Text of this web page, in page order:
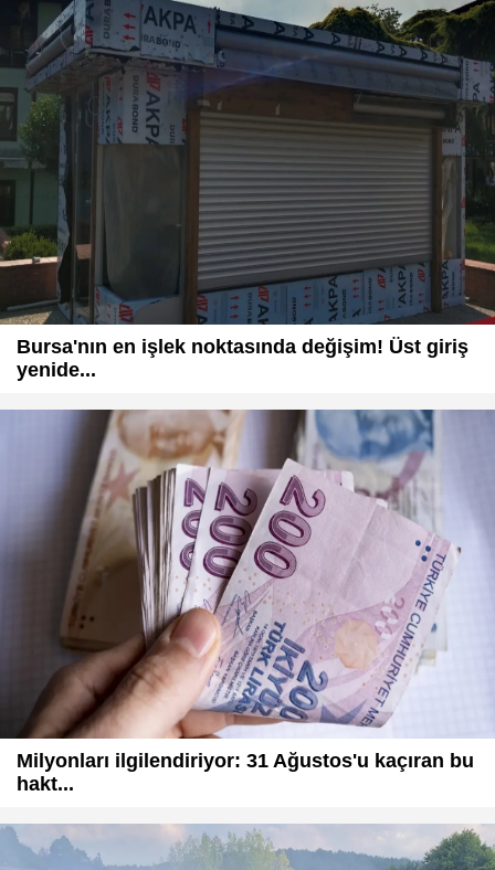
Bursa'nın en işlek noktasında değişim! Üst giriş
yenide...
Milyonları ilgilendiriyor: 31 Ağustos'u kaçıran bu
hakt...